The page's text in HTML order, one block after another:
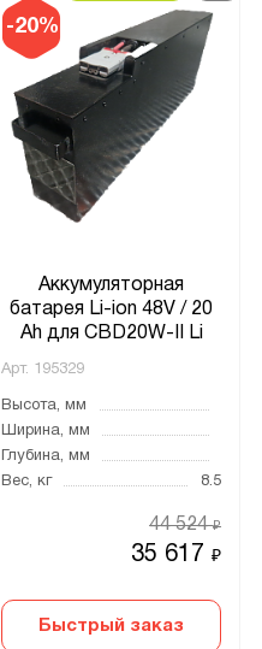
-20%
Аккумуляторная
батарея Li-ion 48V / 20
Ah для CBD20W-II Li
Арт. 195329
Высота, мм
Ширина, мм
Глубина, мм
Вес, кг
8.5
35 617₽
44 524₽
Быстрый заказ